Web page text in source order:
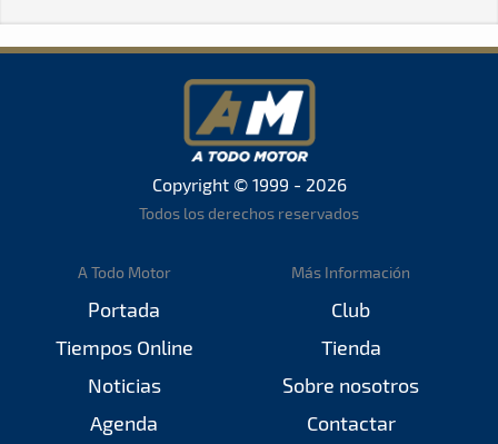
Copyright © 1999 - 2026
Todos los derechos reservados
A Todo Motor
Portada
Tiempos Online
Noticias
Agenda
Más Información
Club
Tienda
Sobre nosotros
Contactar